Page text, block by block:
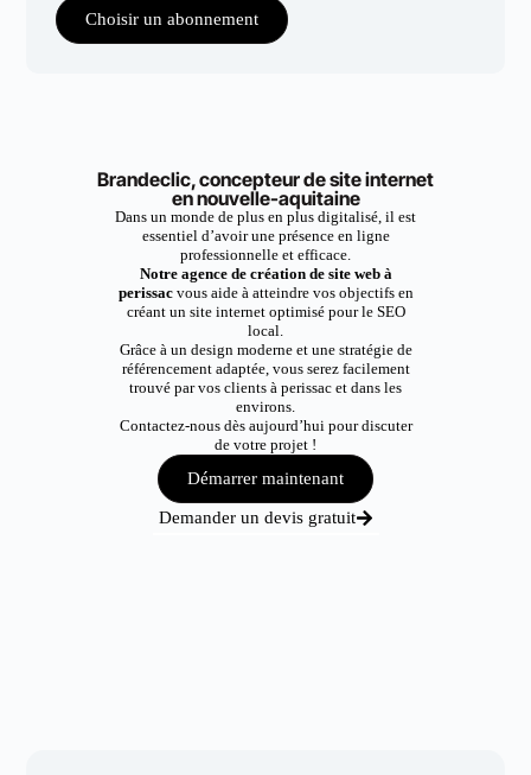
Choisir un abonnement
Brandeclic, concepteur de site internet
en nouvelle-aquitaine
Dans un monde de plus en plus digitalisé, il est
essentiel d’avoir une présence en ligne
professionnelle et efficace.
Notre agence de création de site web à
perissacvous aide à atteindre vos objectifs en
créant un site internet optimisé pour le SEO
local.
Grâce à un design moderne et une stratégie de
référencement adaptée, vous serez facilement
trouvé par vos clients à perissac et dans les
environs.
Contactez-nous dès aujourd’hui pour discuter
de votre projet !
Démarrer maintenant
Demander un devis gratuit